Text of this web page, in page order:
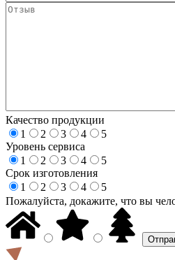
Качество продукции
1
2 3 4
5
Уровень сервиса
1
2 3 4
5
Срок изготовления
1
2 3 4
5
Пожалуйста, докажите, что вы